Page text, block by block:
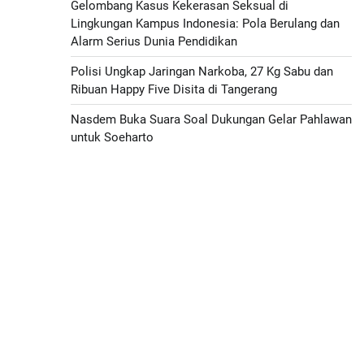
Gelombang Kasus Kekerasan Seksual di
Lingkungan Kampus Indonesia: Pola Berulang dan
Alarm Serius Dunia Pendidikan
Polisi Ungkap Jaringan Narkoba, 27 Kg Sabu dan
Ribuan Happy Five Disita di Tangerang
Nasdem Buka Suara Soal Dukungan Gelar Pahlawan
untuk Soeharto